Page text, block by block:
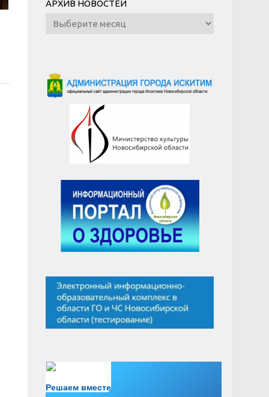
АРХИВ НОВОСТЕЙ
Архив
новостей
Решаем вместе